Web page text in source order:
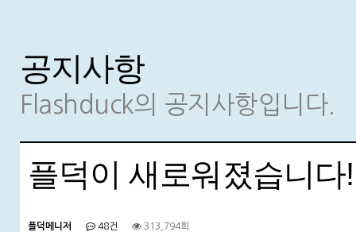
공지사항
Flashduck의 공지사항입니다.
플덕이 새로워졌습니다!
플덕메니저 48건 313,794회